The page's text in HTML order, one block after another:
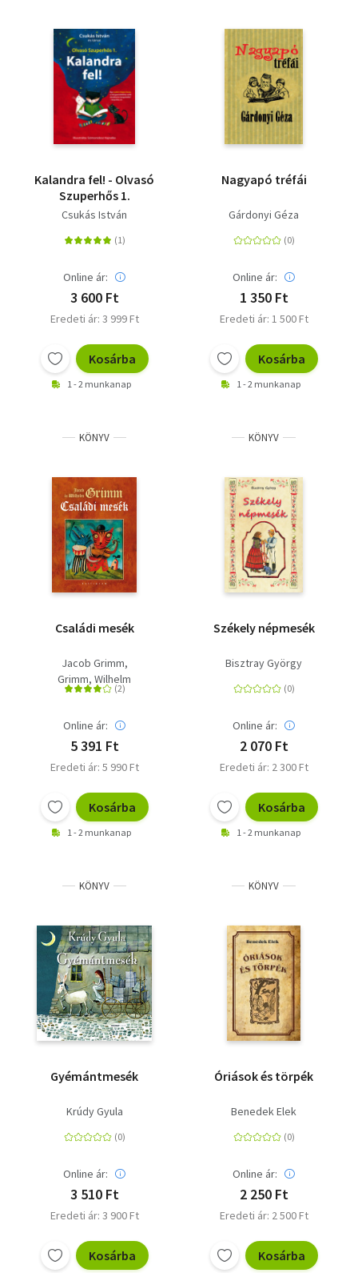
Kalandra fel! - Olvasó
Szuperhős 1.
Csukás István
Online ár:
3 600 Ft
Eredeti ár: 3 999 Ft
Kosárba
1 - 2 munkanap
Nagyapó tréfái
Gárdonyi Géza
Online ár:
1 350 Ft
Eredeti ár: 1 500 Ft
Kosárba
1 - 2 munkanap
KÖNYV
Családi mesék
Jacob Grimm
Grimm, Wilhelm
Online ár:
5 391 Ft
Eredeti ár: 5 990 Ft
Kosárba
1 - 2 munkanap
KÖNYV
Székely népmesék
Bisztray György
Online ár:
2 070 Ft
Eredeti ár: 2 300 Ft
Kosárba
1 - 2 munkanap
KÖNYV
Gyémántmesék
Krúdy Gyula
Online ár:
3 510 Ft
Eredeti ár: 3 900 Ft
Kosárba
KÖNYV
Óriások és törpék
Benedek Elek
Online ár:
2 250 Ft
Eredeti ár: 2 500 Ft
Kosárba